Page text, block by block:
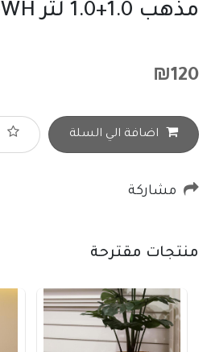
مذهب 1.0+1.0 لتر I82410-82411-WH
₪120
اضافة الي السلة
مشاركة
منتجات مقترحة